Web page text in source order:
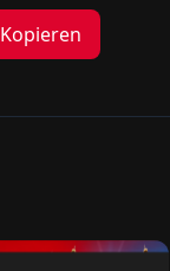
Kopieren